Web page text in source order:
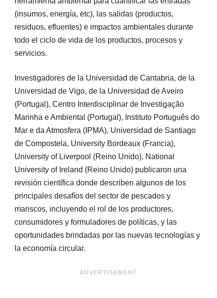
(insumos, energía, etc), las salidas (productos,
residuos, efluentes) e impactos ambientales durante
todo el ciclo de vida de los productos, procesos y
servicios.
Investigadores de la Universidad de Cantabria, de la
Universidad de Vigo, de la Universidad de Aveiro
(Portugal), Centro Interdisciplinar de Investigação
Marinha e Ambiental (Portugal), Instituto Português do
Mar e da Atmosfera (IPMA), Universidad de Santiago
de Compostela, University Bordeaux (Francia),
University of Liverpool (Reino Unido), National
University of Ireland (Reino Unido) publicaron una
revisión científica donde describen algunos de los
principales desafíos del sector de pescados y
mariscos, incluyendo el rol de los productores,
consumidores y formuladores de políticas, y las
oportunidades brindadas por las nuevas tecnologías y
la economía circular.